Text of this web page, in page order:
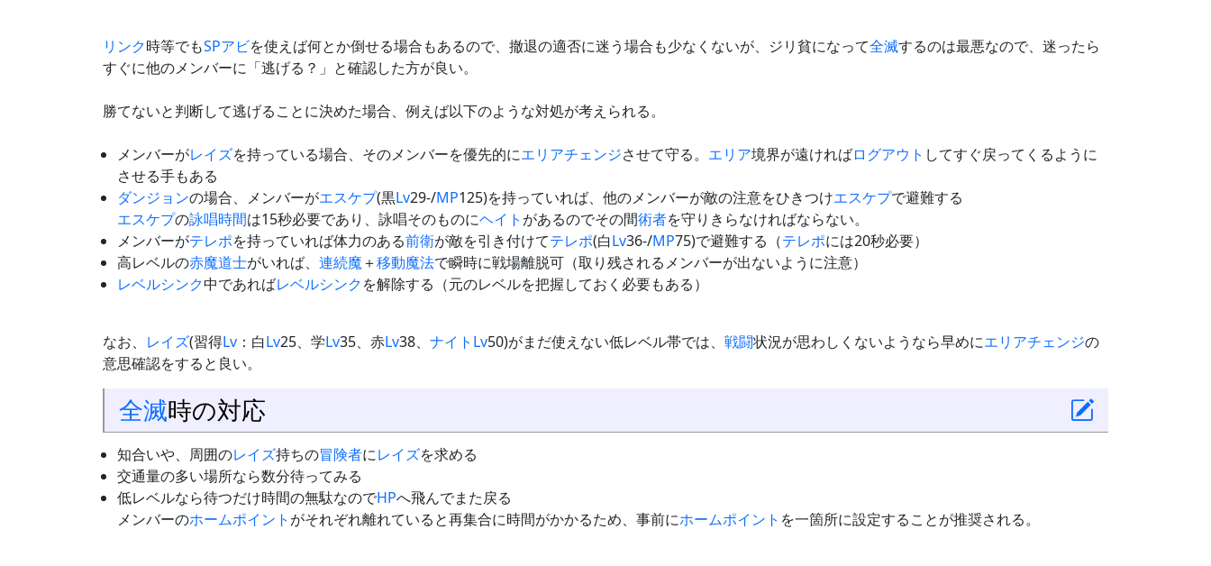
リンク時等でもSPアビを使えば何とか倒せる場合もあるので、撤退の適否に迷う場合も少なくないが、ジリ貧になって全滅するのは最悪なので、迷ったら
すぐに他のメンバーに「逃げる？」と確認した方が良い。
勝てないと判断して逃げることに決めた場合、例えば以下のような対処が考えられる。
メンバーがレイズを持っている場合、そのメンバーを優先的にエリアチェンジさせて守る。 エリア境界が遠ければログアウト してすぐ戻ってくるように
させる手もある
ダンジョンの場合、メンバーがエスケプ(黒Lv29-/MP125)を持っていれば、他のメンバーが敵の注意をひきつけエスケプで避難する
エスケプの詠唱時間は15秒必要であり、詠唱そのものにヘイト があるのでその間術者を守りきらなければならない。
メンバーがテレポを持っていれば体力のある前衛が敵を引き付けてテレポ(白Lv36-/MP75)で避難する（テレポには20秒必要）
高レベルの赤魔道士がいれば、 連続魔＋移動魔法で瞬時に戦場離脱可（取り残されるメンバーが出ないように注意）
レベルシンク中であればレベルシンクを解除する（元のレベルを把握しておく必要もある）
なお、 レイズ(習得Lv ：白Lv25、学Lv35、赤Lv38、 ナイト Lv50)がまだ使えない低レベル帯では、 戦闘状況が思わしくないようなら早めにエリアチェンジの
意思確認をすると良い。
全滅時の対応
知合いや、周囲のレイズ持ちの冒険者にレイズを求める
交通量の多い場所なら数分待ってみる
低レベルなら待つだけ時間の無駄なのでHPへ飛んでまた戻る
メンバーのホームポイント がそれぞれ離れていると再集合に時間がかかるため、事前にホームポイント を一箇所に設定することが推奨される。